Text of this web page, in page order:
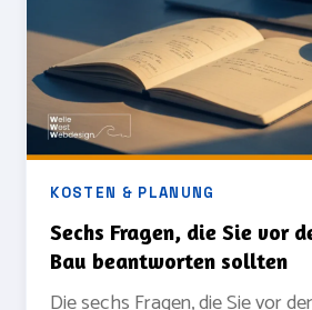
KOSTEN & PLANUNG
Sechs Fragen, die Sie vor
Bau beantworten sollten
Die sechs Fragen, die Sie vor